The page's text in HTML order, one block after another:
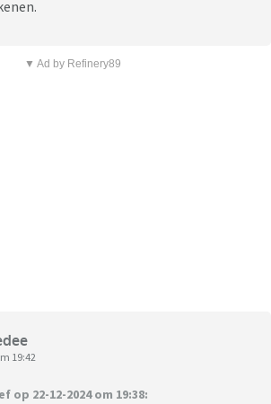
▼ Ad by Refinery89
19:42
op 22-12-2024 om 19:38: